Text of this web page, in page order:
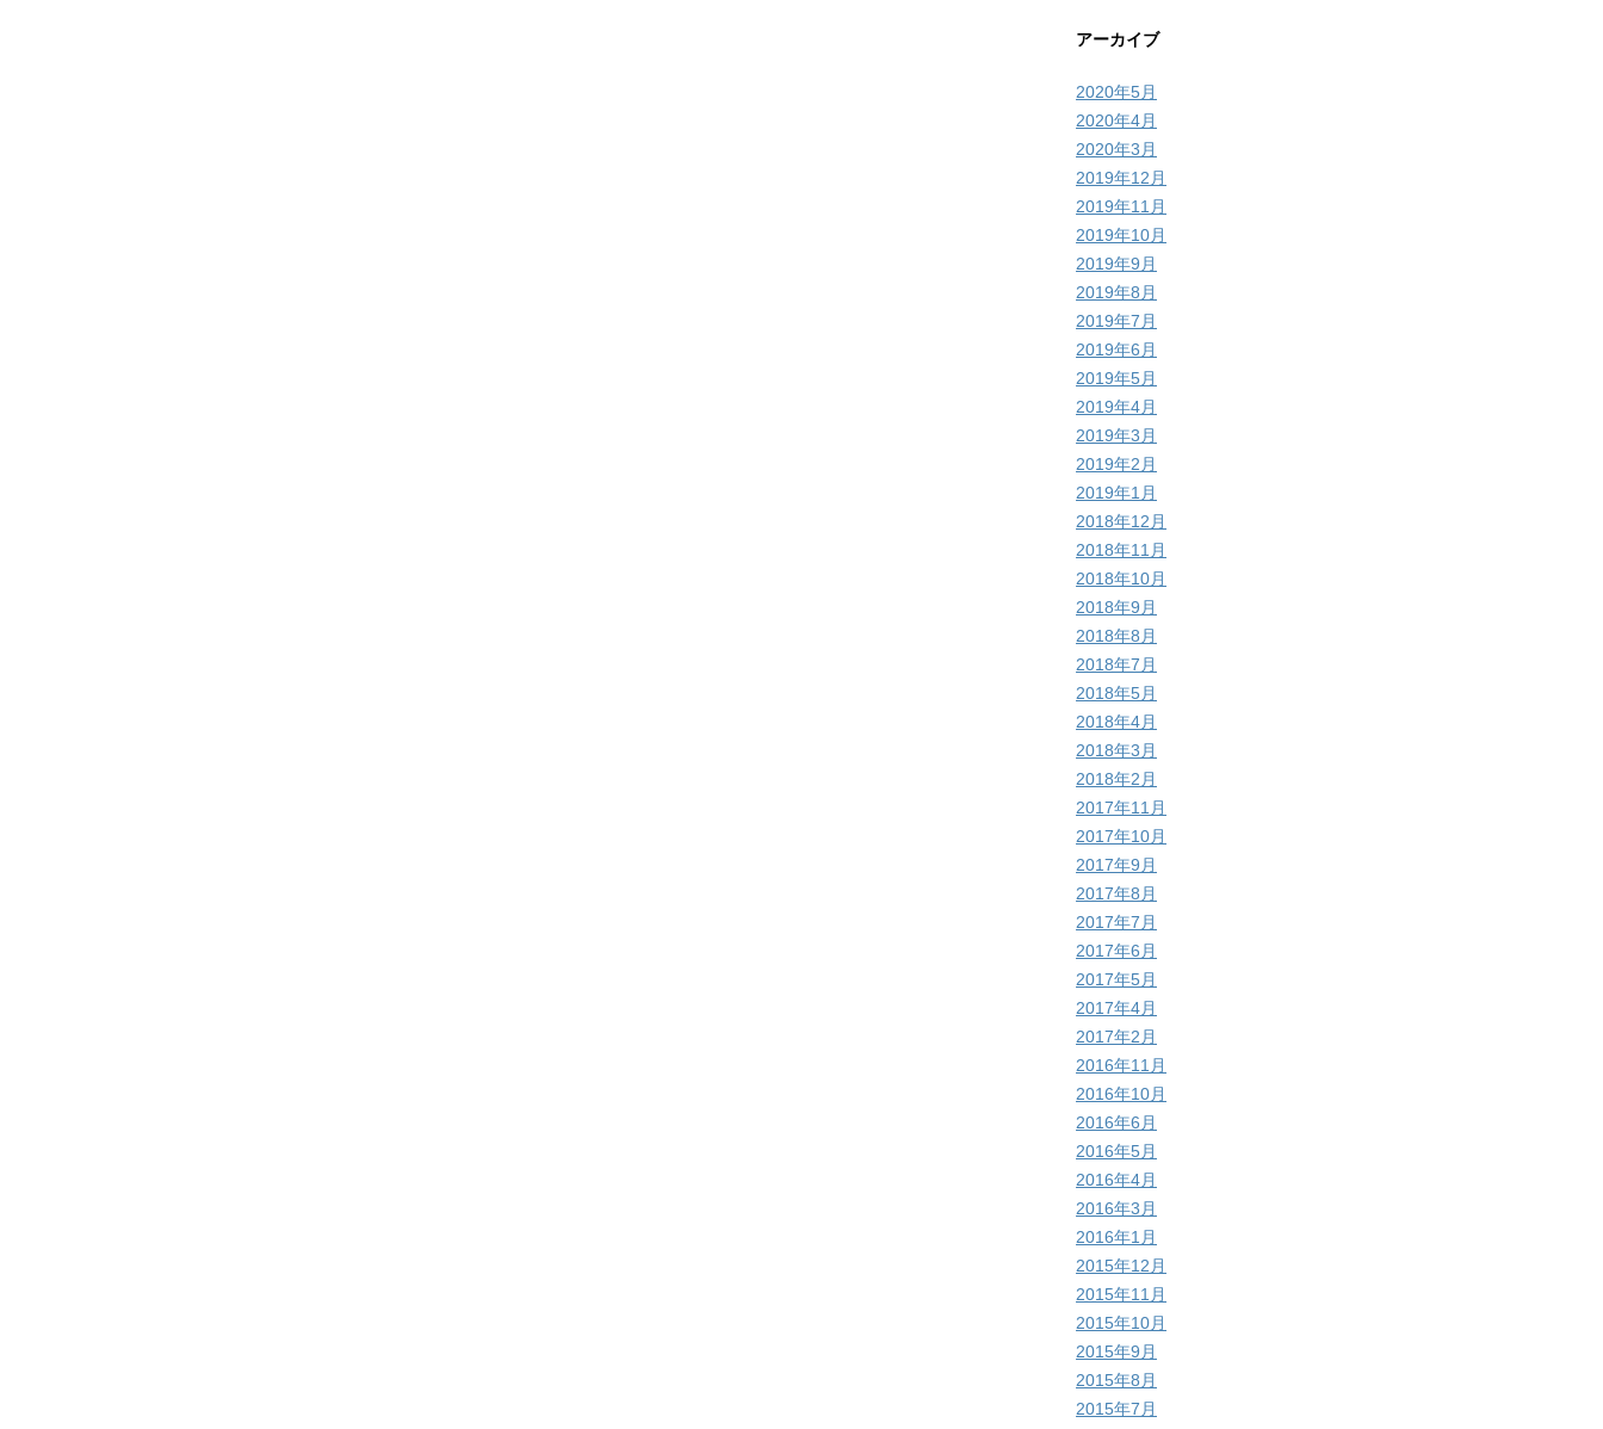
アーカイブ
2020年5月
2020年4月
2020年3月
2019年12月
2019年11月
2019年10月
2019年9月
2019年8月
2019年7月
2019年6月
2019年5月
2019年4月
2019年3月
2019年2月
2019年1月
2018年12月
2018年11月
2018年10月
2018年9月
2018年8月
2018年7月
2018年5月
2018年4月
2018年3月
2018年2月
2017年11月
2017年10月
2017年9月
2017年8月
2017年7月
2017年6月
2017年5月
2017年4月
2017年2月
2016年11月
2016年10月
2016年6月
2016年5月
2016年4月
2016年3月
2016年1月
2015年12月
2015年11月
2015年10月
2015年9月
2015年8月
2015年7月